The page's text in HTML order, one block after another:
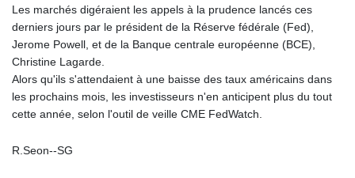
Les marchés digéraient les appels à la prudence lancés ces
derniers jours par le président de la Réserve fédérale (Fed),
Jerome Powell, et de la Banque centrale européenne (BCE),
Christine Lagarde.
Alors qu'ils s'attendaient à une baisse des taux américains dans
les prochains mois, les investisseurs n'en anticipent plus du tout
cette année, selon l'outil de veille CME FedWatch.
R.Seon--SG